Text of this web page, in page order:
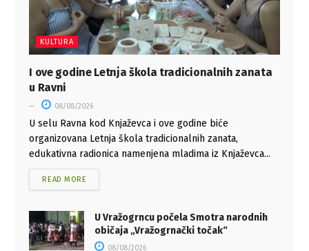
KULTURA
I ove godine Letnja škola tradicionalnih zanata
u Ravni
08/08/2026
U selu Ravna kod Knjaževca i ove godine biće
organizovana Letnja škola tradicionalnih zanata,
edukativna radionica namenjena mladima iz Knjaževca...
READ MORE
U Vražogrncu počela Smotra narodnih
običaja „Vražogrnački točak“
08/08/2026